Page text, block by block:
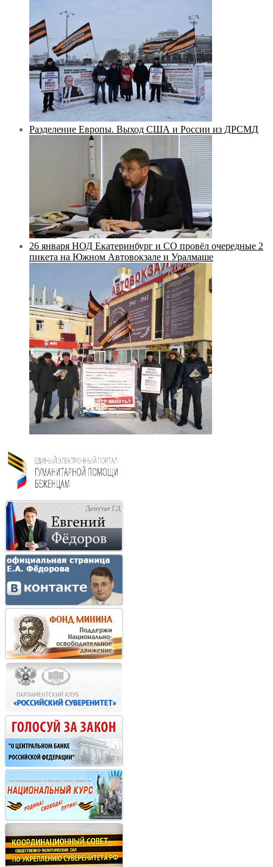
Разделение Европы. Выход США и России из ДРСМД
26 января НОД Екатеринбург и СО провёл очередные 2
пикета на Южном Автовокзале и Уралмаше